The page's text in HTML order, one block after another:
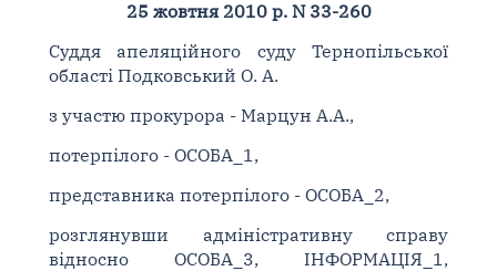
25 жовтня 2010 р. N 33-260
Суддя апеляційного суду Тернопільської
області Подковський О. А.
з участю прокурора - Марцун А.А.,
потерпілого - ОСОБА_1,
представника потерпілого - ОСОБА_2,
розглянувши адміністративну справу
відносно ОСОБА_3, ІНФОРМАЦІЯ_1,